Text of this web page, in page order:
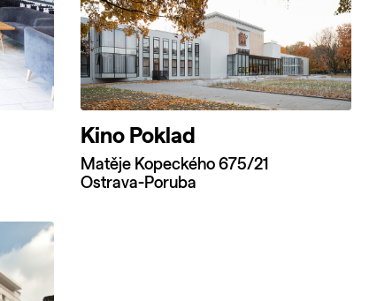
Kino Poklad
Matěje Kopeckého 675/21
Ostrava-Poruba